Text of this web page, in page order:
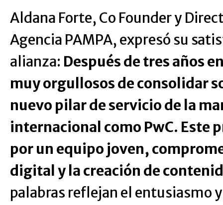
Aldana Forte, Co Founder y
Agencia PAMPA, expresó su
alianza: Después de tres años
muy orgullosos de consolidar
nuevo pilar de servicio de la
internacional como PwC. Este
por un equipo joven,
digital y la creación de
palabras reflejan el entusiasmo